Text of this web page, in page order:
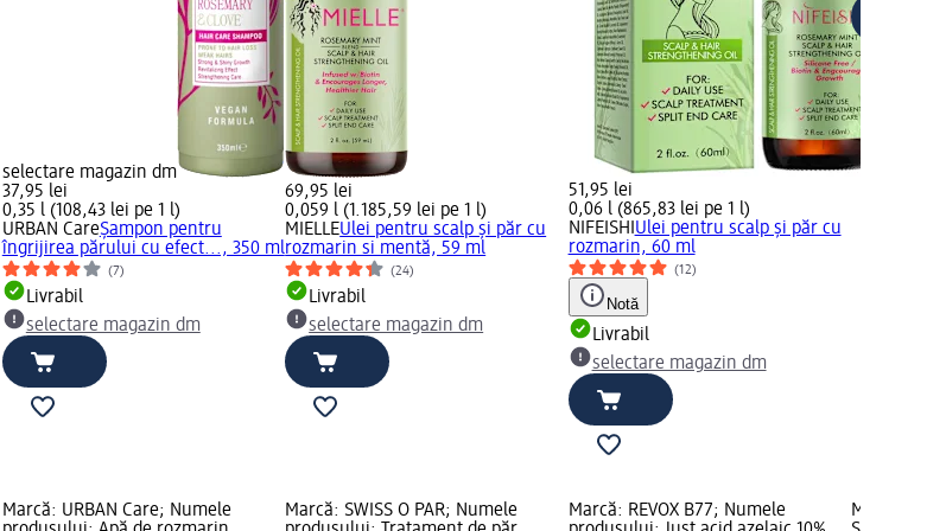
selectare magazin dm
37,95 lei
0,35 l (108,43 lei pe 1 l)
URBAN CareȘampon pentru
îngrijirea părului cu efect..., 350 ml
(7)
Livrabil
selectare magazin dm
69,95 lei
0,059 l (1.185,59 lei pe 1 l)
MIELLEUlei pentru scalp și păr cu
rozmarin si mentă, 59 ml
(24)
Livrabil
selectare magazin dm
51,95 lei
0,06 l (865,83 lei pe 1 l)
NIFEISHI Ulei pentru scalp și păr cu
rozmarin, 60 ml
(12)
Notă
Livrabil
selectare magazin dm
Marcă: URBAN Care; Numele
Marcă: SWISS O PAR; Numele
Marcă: REVOX B77; Numele
Marcă: